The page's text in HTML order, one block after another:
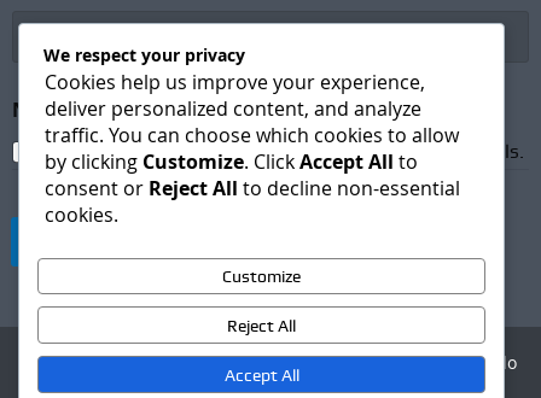
s
i
p
t
i
n
u
c
Newsletter Subscription*
I agree to receive newsletters and promotional emails.
Agencia Digital - Desarrollo
web
We respect your privacy
Cookies help us improve your experience,
deliver personalized content, and analyze
traffic. You can choose which cookies to allow
by clicking Customize. ClickAccept All to
consent or Reject All to decline non-essential
cookies.
Customize
Reject All
Accept All